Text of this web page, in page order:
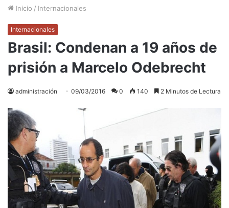
Inicio / Internacionales
Internacionales
Brasil: Condenan a 19 años de
prisión a Marcelo Odebrecht
administración 09/03/2016 0 140 2 Minutos de Lectura